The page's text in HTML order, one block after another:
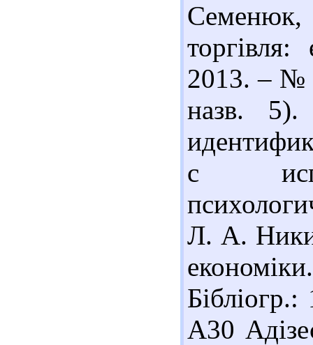
Семенюк,
2013. – №
назв.
с
Л. А.
А30